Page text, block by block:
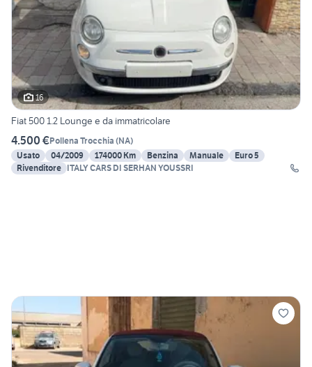
16
Fiat 500 1.2 Lounge e da immatricolare
4.500 €Pollena Trocchia (NA)
Usato
04/2009 174000 Km Benzina Manuale
Euro 5
Rivenditore ITALY CARS DI SERHAN YOUSSRI